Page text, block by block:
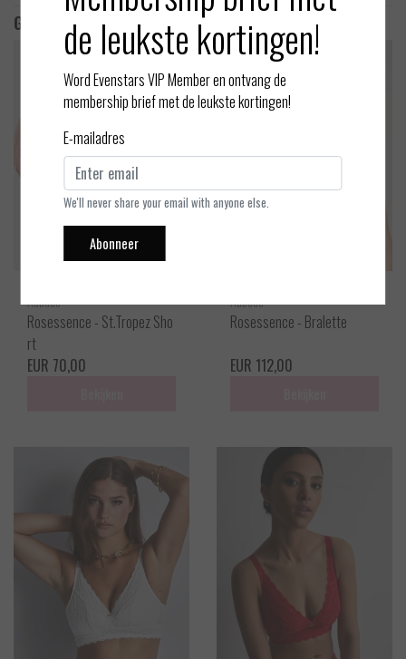
Gerelateerde producten
Aubade
Rosessence - St.Tropez Sho
rt
EUR 70,00
Aubade
Rosessence - Bralette
EUR 112,00
de leukste kortingen!
Word Evenstars VIP Member en ontvang de
membership brief met de leukste kortingen!
E-mailadres
We'll never share your email with anyone else.
Abonneer